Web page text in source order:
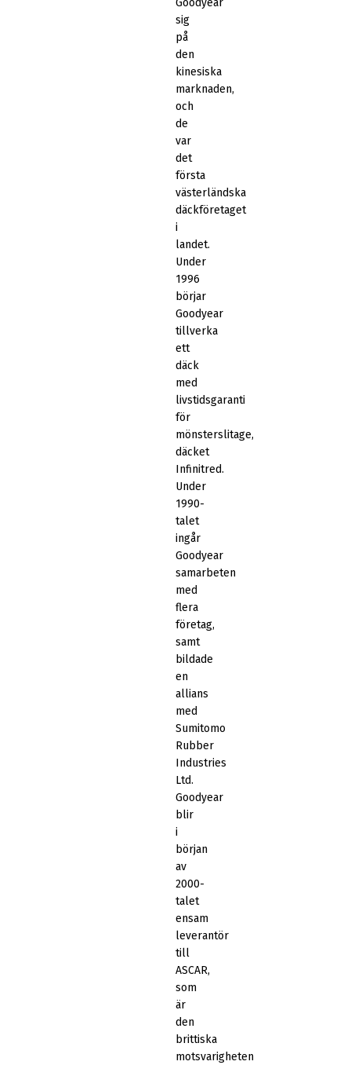
sig
på
den
kinesiska
marknaden,
och
de
var
det
första
västerländska
däckföretaget
i
landet.
Under
1996
börjar
Goodyear
tillverka
ett
däck
med
livstidsgaranti
för
mönsterslitage,
däcket
Infinitred.
Under
1990-
talet
ingår
Goodyear
samarbeten
med
flera
företag,
samt
bildade
en
allians
med
Sumitomo
Rubber
Industries
Ltd.
Goodyear
blir
i
början
av
2000-
talet
ensam
leverantör
till
ASCAR,
som
är
den
brittiska
motsvarigheten